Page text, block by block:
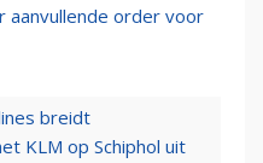
aanvullende order voor
breidt
KLM op Schiphol uit